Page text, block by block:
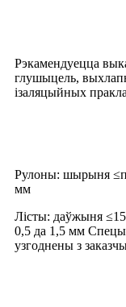
Рэкамендуецца
глушыцель,
ізаляцыйных
Рулоны: шырыня
мм
Лісты: даўжыня
0,5 да 1,5 мм
узгоднены з